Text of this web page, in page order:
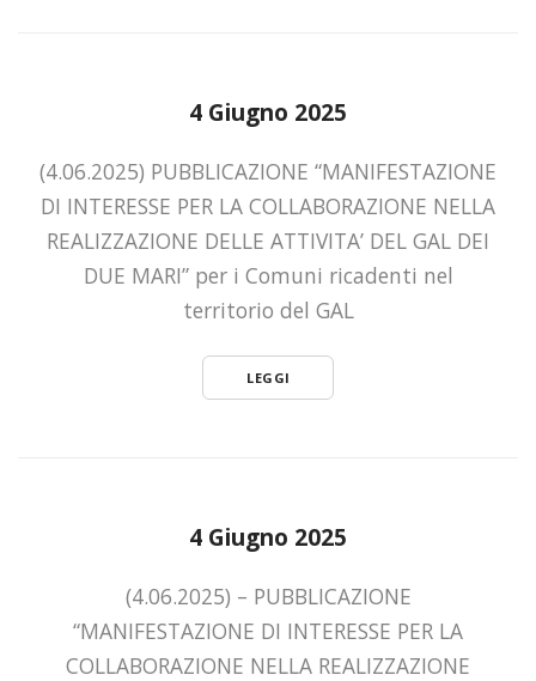
4 Giugno 2025
(4.06.2025) PUBBLICAZIONE “MANIFESTAZIONE
DI INTERESSE PER LA COLLABORAZIONE NELLA
REALIZZAZIONE DELLE ATTIVITA’ DEL GAL DEI
DUE MARI” per i Comuni ricadenti nel
territorio del GAL
LEGGI
4 Giugno 2025
(4.06.2025) – PUBBLICAZIONE
“MANIFESTAZIONE DI INTERESSE PER LA
COLLABORAZIONE NELLA REALIZZAZIONE